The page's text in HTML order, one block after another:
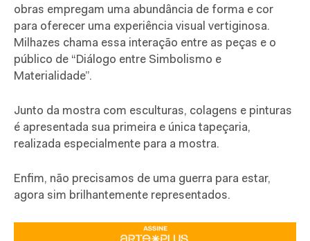
obras empregam uma abundância de forma e cor
para oferecer uma experiência visual vertiginosa.
Milhazes chama essa interação entre as peças e o
público de “Diálogo entre Simbolismo e
Materialidade”.
Junto da mostra com esculturas, colagens e pinturas
é apresentada sua primeira e única tapeçaria,
realizada especialmente para a mostra.
Enfim, não precisamos de uma guerra para estar,
agora sim brilhantemente representados.